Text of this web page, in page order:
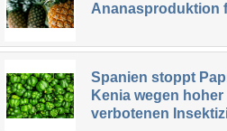
Ananasproduktion
Spanien stoppt
Kenia wegen
verbotenen